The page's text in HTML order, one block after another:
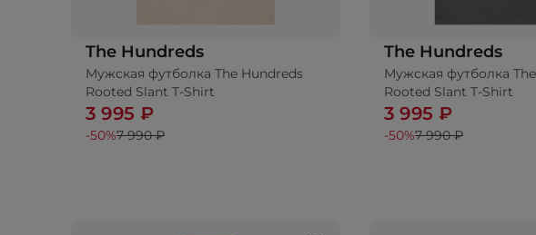
The Hundreds
Мужская футболка The Hundreds
Rooted Slant T-Shirt
3 995 ₽
-50%7 990 ₽
The Hundreds
Мужская футболка
Rooted Slant T-Shirt
3 995 ₽
-50%7 990 ₽